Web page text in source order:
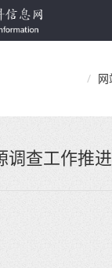
网
调查工作推